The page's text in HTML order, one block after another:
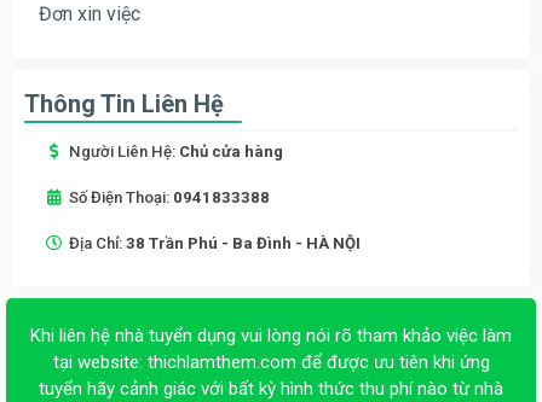
Đơn xin việc
Thông Tin Liên Hệ
Người Liên Hệ: Chủ cửa hàng
Số Điện Thoại: 0941833388
Địa Chỉ: 38 Trần Phú - Ba Đình - HÀ NỘI
Khi liên hệ nhà tuyển dụng vui lòng nói rõ tham khảo việc làm
tại website: thichlamthem.com để được ưu tiên khi ứng
tuyển hãy cảnh giác với bất kỳ hình thức thu phí nào từ nhà